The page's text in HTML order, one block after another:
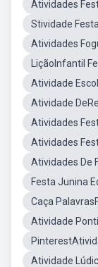
Atividades
Stividade
Atividades
LiçãoInfantil
Atividade
Atividade
Atividades
Atividades
Atividades De
Festa Junina
Caça
Atividade
Atividade